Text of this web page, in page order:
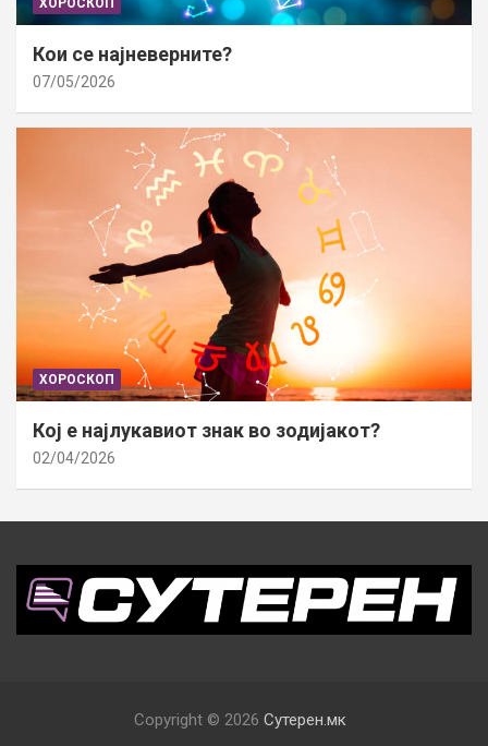
ХОРОСКОП
Кои се најневерните?
07/05/2026
ХОРОСКОП
Кој е најлукавиот знак во зодијакот?
02/04/2026
Copyright © 2026 Сутерен.мк